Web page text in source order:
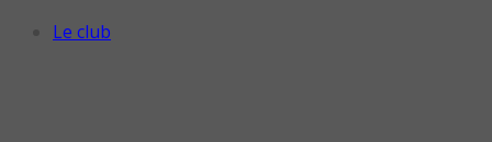
Le club